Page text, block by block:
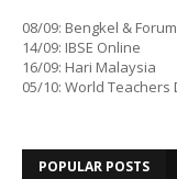
08/09: Bengkel &
14/09: IBSE Online
16/09: Hari Malaysia
05/10: World Teachers
POPULAR POSTS